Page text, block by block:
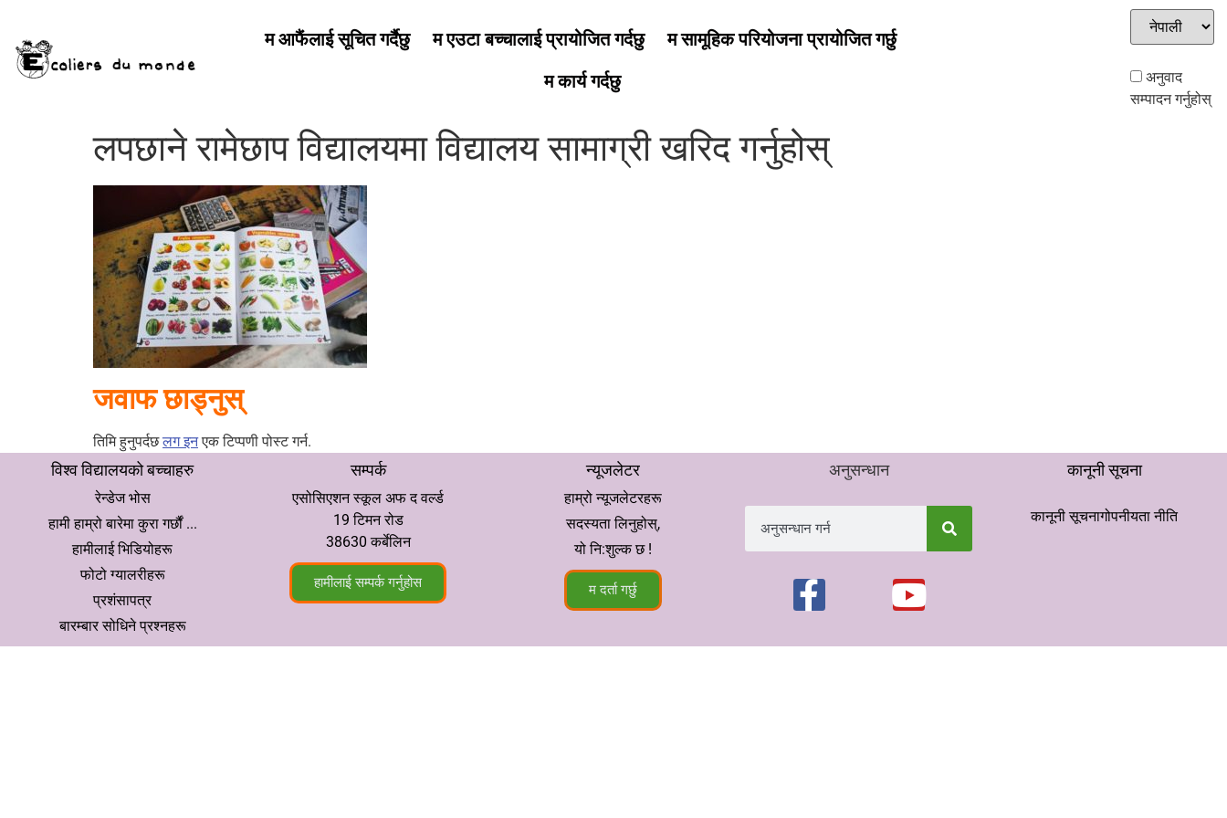
म आफैंलाई सूचित गर्दैछु म एउटा बच्चालाई प्रायोजित गर्दछु
म सामूहिक परियोजना प्रायोजित गर्छु
म कार्य गर्दछु
अनुवाद
सम्पादन गर्नुहोस्
लपछाने रामेछाप विद्यालयमा विद्यालय सामाग्री खरिद गर्नुहोस्
जवाफ छाड्नुस्
तिमि हुनुपर्दछलग इनएक टिप्पणी पोस्ट गर्न.
विश्व विद्यालयको बच्चाहरु
रेन्डेज भोस
हामी हाम्रो बारेमा कुरा गर्छौं ...
हामीलाई भिडियोहरू
फोटो ग्यालरीहरू
प्रशंसापत्र
बारम्बार सोधिने प्रश्नहरू
सम्पर्क
एसोसिएशन स्कूल अफ द वर्ल्ड
19 टिमन रोड
38630 कर्बेलिन
हामीलाई सम्पर्क गर्नुहोस
न्यूजलेटर
हाम्रो न्यूजलेटरहरू
सदस्यता लिनुहोस्,
यो नि:शुल्क छ !
म दर्ता गर्छु
अनुसन्धान कानूनी सूचना
कानूनी सूचनागोपनीयता नीति